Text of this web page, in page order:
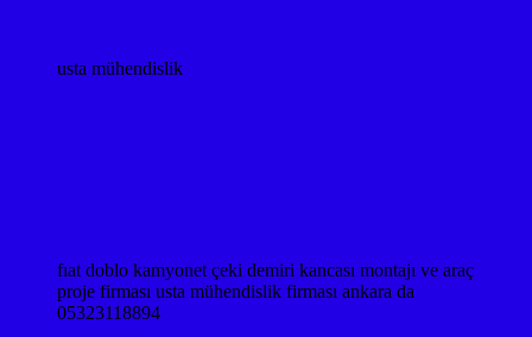
usta mühendislik
fıat doblo kamyonet çeki demiri kancası montajı ve araç
proje firması usta mühendislik firması ankara da
05323118894